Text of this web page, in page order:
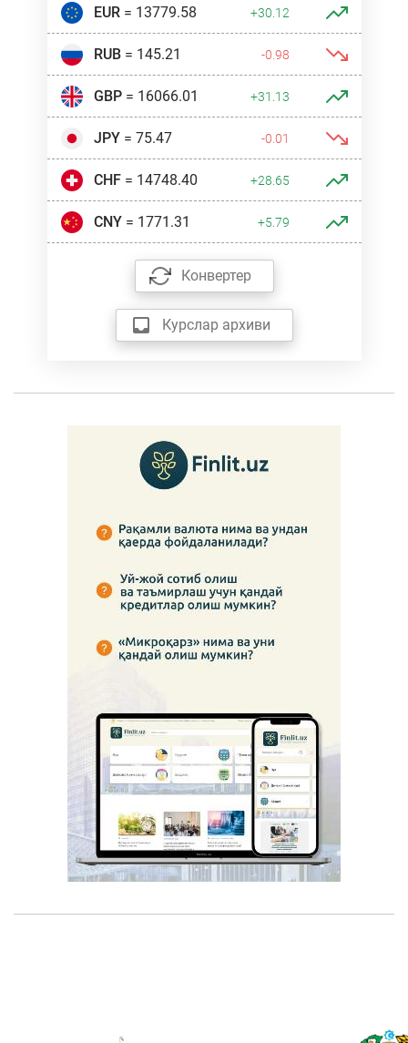
EUR= 13779.58 +30.12
RUB= 145.21 -0.98
GBP= 16066.01 +31.13
JPY= 75.47 -0.01
CHF= 14748.40 +28.65
CNY= 1771.31 +5.79
Конвертер
Курслар архиви